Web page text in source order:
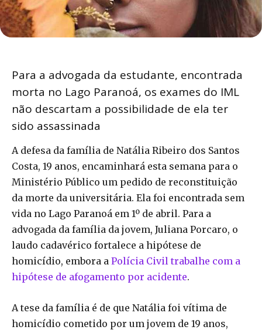
Para a advogada da estudante, encontrada
morta no Lago Paranoá, os exames do IML
não descartam a possibilidade de ela ter
sido assassinada
A defesa da família de Natália Ribeiro dos Santos
Costa, 19 anos, encaminhará esta semana para o
Ministério Público um pedido de reconstituição
da morte da universitária. Ela foi encontrada sem
vida no Lago Paranoá em 1º de abril. Para a
advogada da família da jovem, Juliana Porcaro, o
laudo cadavérico fortalece a hipótese de
homicídio, embora a Polícia Civil trabalhe com a
hipótese de afogamento por acidente.
A tese da família é de que Natália foi vítima de
homicídio cometido por um jovem de 19 anos,